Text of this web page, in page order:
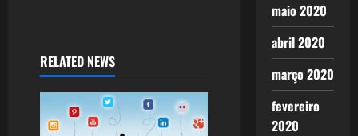
RELATED NEWS
maio 2020
abril 2020
março 2020
fevereiro
2020